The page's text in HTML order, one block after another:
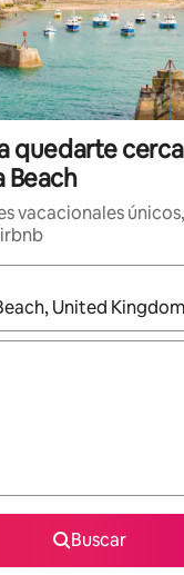
quedarte
Beach
vacacionales
estén
Buscar